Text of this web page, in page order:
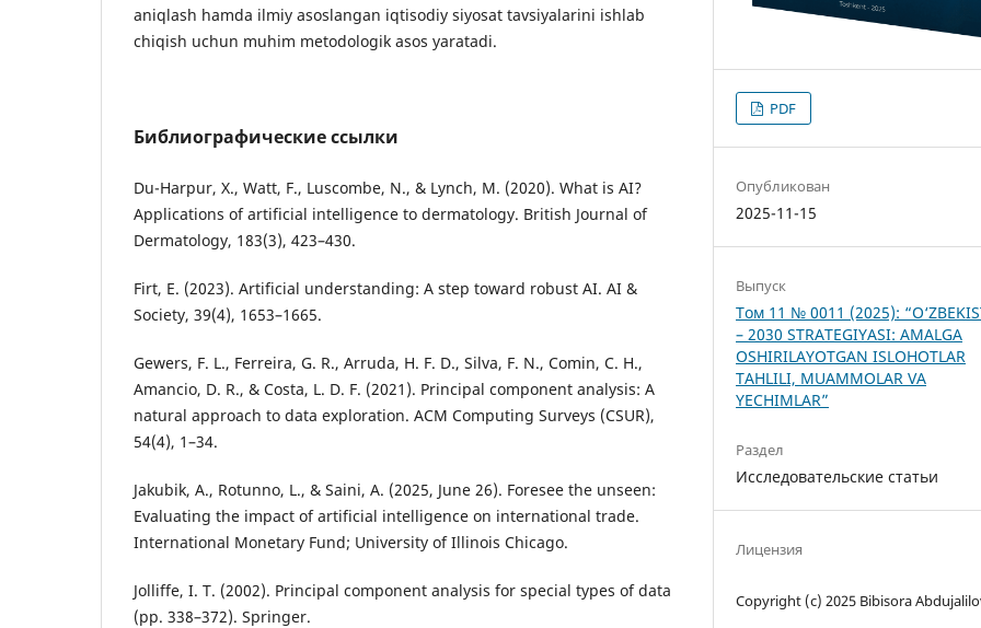
aniqlash hamda ilmiy asoslangan iqtisodiy siyosat tavsiyalarini ishlab
chiqish uchun muhim metodologik asos yaratadi.
Библиографические ссылки
Du-Harpur, X., Watt, F., Luscombe, N., & Lynch, M. (2020). What is AI?
Applications of artificial intelligence to dermatology. British Journal of
Dermatology, 183(3), 423–430.
Firt, E. (2023). Artificial understanding: A step toward robust AI. AI &
Society, 39(4), 1653–1665.
Gewers, F. L., Ferreira, G. R., Arruda, H. F. D., Silva, F. N., Comin, C. H.,
Amancio, D. R., & Costa, L. D. F. (2021). Principal component analysis: A
natural approach to data exploration. ACM Computing Surveys (CSUR),
54(4), 1–34.
Jakubik, A., Rotunno, L., & Saini, A. (2025, June 26). Foresee the unseen:
Evaluating the impact of artificial intelligence on international trade.
International Monetary Fund; University of Illinois Chicago.
Jolliffe, I. T. (2002). Principal component analysis for special types of data
(pp. 338–372). Springer.
PDF
Опубликован
2025-11-15
Выпуск
Том 11 № 0011 (2025):
– 2030 STRATEGIYASI: AMALGA
OSHIRILAYOTGAN ISLOHOTLAR
TAHLILI, MUAMMOLAR VA
YECHIMLAR”
Раздел
Исследовательские статьи
Лицензия
Copyright (c) 2025 Bibisora